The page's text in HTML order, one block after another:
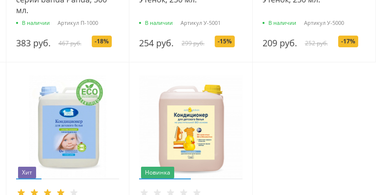
мл.
В наличии Артикул П-1000
383 руб. 467 руб. -18%
В наличии Артикул У-5001
254 руб. 299 руб. -15%
В наличии Артикул У-5000
209 руб. 252 руб. -17%
Хит Новинка